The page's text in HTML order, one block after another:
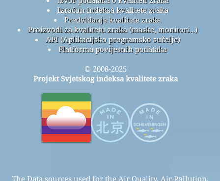
Izračun indeksa kvalitete zraka
Predviđanje kvalitete zraka
Proizvodi za kvalitetu zraka (maske, monitori…)
API (Aplikacijsko programsko sučelje)
Platforma povijesnih podataka
© 2008-2025
Projekt Svjetskog indeksa kvalitete zraka
The Data sources used for the Air Quality, Air Pollution,